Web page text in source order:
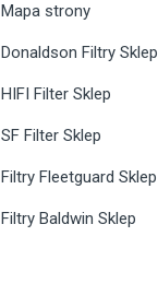
Mapa strony
Donaldson Filtry Sklep
HIFI Filter Sklep
SF Filter Sklep
Filtry Fleetguard Sklep
Filtry Baldwin Sklep